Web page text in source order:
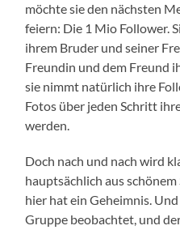
möchte sie den nächsten
feiern: Die 1 Mio Follower.
ihrem Bruder und seiner
Freundin und dem Freund
sie nimmt natürlich ihre
Fotos über jeden Schritt
werden.
Doch nach und nach wird
hauptsächlich aus
hier hat ein Geheimnis.
Gruppe beobachtet, und